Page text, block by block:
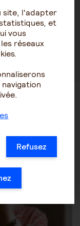
31 … 36
site, l'adapter
et
vous
réseaux
Refusez